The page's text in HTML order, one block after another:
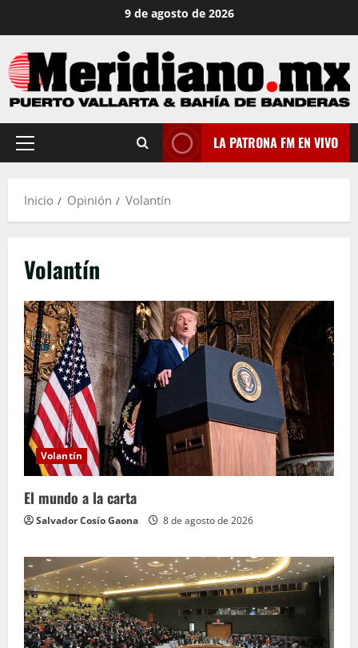
contenido
9 de agosto de 2026
Menú
LA PATRONA FM EN VIVO
Inicio Opinión Volantín
Volantín
Volantín
El mundo a la carta
Salvador Cosío Gaona 8 de agosto de 2026